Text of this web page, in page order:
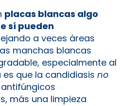
placas blancas algo
sí pueden
a veces áreas
manchas blancas
especialmente al
es que la candidiasis no
más una limpieza